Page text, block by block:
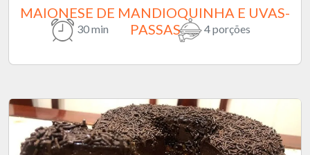
MAIONESE DE MANDIOQUINHA E UVAS-
PASSAS
30 min 4 porções